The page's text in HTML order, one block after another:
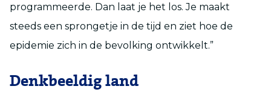
programmeerde. Dan laat je het los. Je maakt
steeds een sprongetje in de tijd en ziet hoe de
epidemie zich in de bevolking ontwikkelt.”
Denkbeeldig land